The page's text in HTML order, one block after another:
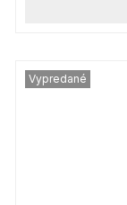
Vypredané